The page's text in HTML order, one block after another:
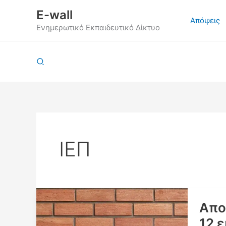
περιεχόμενο
E-wall
Ενημερωτικό Εκπαιδευτικό Δίκτυο
Απόψεις
Αναζήτηση
ΙΕΠ